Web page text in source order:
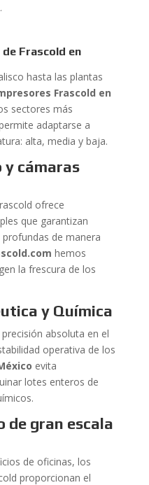
.
Frascold en
hasta las plantas
Frascold en
sectores más
adaptarse a
alta, media y baja.
cámaras
ofrece
que garantizan
de manera
hemos
la frescura de los
y Química
absoluta en el
operativa de los
evita
lotes enteros de
de gran escala
de oficinas, los
proporcionan el